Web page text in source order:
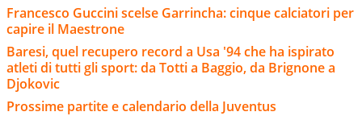
Francesco Guccini scelse Garrincha: cinque calciatori per
capire il Maestrone
Baresi, quel recupero record a Usa '94 che ha ispirato
atleti di tutti gli sport: da Totti a Baggio, da Brignone a
Djokovic
Prossime partite e calendario della Juventus